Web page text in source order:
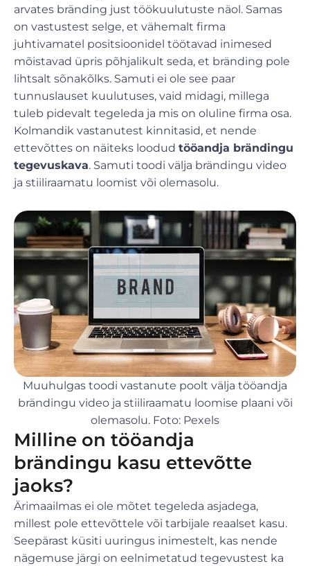
arvates bränding just töökuulutuste näol. Samas
on vastustest selge, et vähemalt firma
juhtivamatel positsioonidel töötavad inimesed
mõistavad üpris põhjalikult seda, et bränding pole
lihtsalt sõnakõlks. Samuti ei ole see paar
tunnuslauset kuulutuses, vaid midagi, millega
tuleb pidevalt tegeleda ja mis on oluline firma osa.
Kolmandik vastanutest kinnitasid, et nende
ettevõttes on näiteks loodud tööandja brändingu
tegevuskava. Samuti toodi välja brändingu video
ja stiiliraamatu loomist või olemasolu.
Muuhulgas toodi vastanute poolt välja tööandja
brändingu video ja stiiliraamatu loomise plaani või
olemasolu. Foto: Pexels
Milline on tööandja
brändingu kasu ettevõtte
jaoks?
Ärimaailmas ei ole mõtet tegeleda asjadega,
millest pole ettevõttele või tarbijale reaalset kasu.
Seepärast küsiti uuringus inimestelt, kas nende
nägemuse järgi on eelnimetatud tegevustest ka